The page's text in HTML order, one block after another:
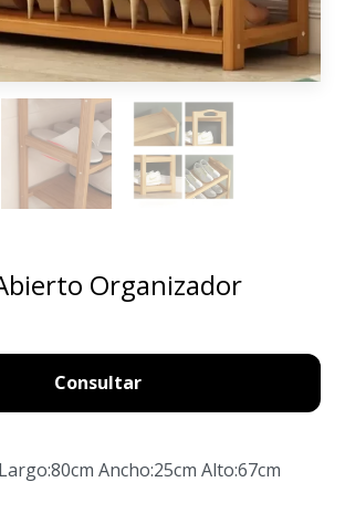
Organizador
Consultar
Largo:80cm Ancho:25cm Alto:67cm